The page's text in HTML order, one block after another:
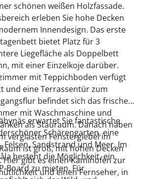
schönen weißen Holzfassade.
erleben Sie hohe Decken
Innendesign. Das erste
bietet Platz für 3
Liegefläche als Doppelbett
mit einer Einzelkoje darüber.
mit Teppichboden verfügt
und eine Terrassentür zum
befindet sich das frische,
mit Waschmaschine und
als Stauraum. Danach haben
verglasten Fenstergiebel im
ist groß, mit hohen Decken
Hier gibt es einen Kaminofen zur
und einen Fernseher, in
erwartet Sie fantastische
Schärengarten, eine
Felsen, Sandstrand und Meer. Im
besteht die Möglichkeit, ein
Board zu mieten. Für